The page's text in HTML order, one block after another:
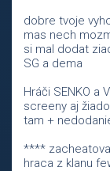
dobre tvoje
mas nech
si mal dodat
SG a dema
Hráči SENKO a
screeny aj
tam +
****
hraca z klanu